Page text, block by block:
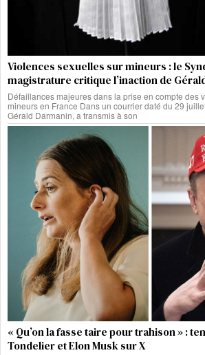
Violences sexuelles sur mineurs : le
magistrature critique l’inaction de
Défaillances majeures dans la prise en compte des
mineurs en France Dans un courrier daté du 29
Gérald Darmanin, a transmis à son
« Qu’on la fasse taire pour trahison » :
Tondelier et Elon Musk sur X